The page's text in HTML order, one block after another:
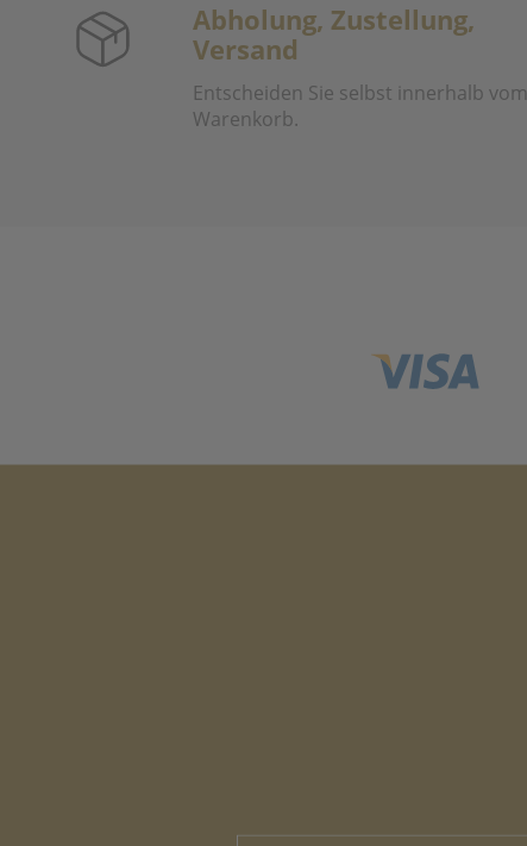
Abholung, Zustellung,
Versand
Entscheiden Sie selbst innerhalb vom
Warenkorb.